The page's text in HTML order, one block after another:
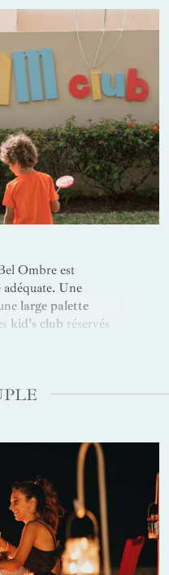
Ombre est
Une
large palette
kid's club réservés
ont concocté une
séance de yogaau
la plage et
nombreux recoins
en famille. Des
de cuisine, la
permettent
tout en découvrant
les explorateurs,